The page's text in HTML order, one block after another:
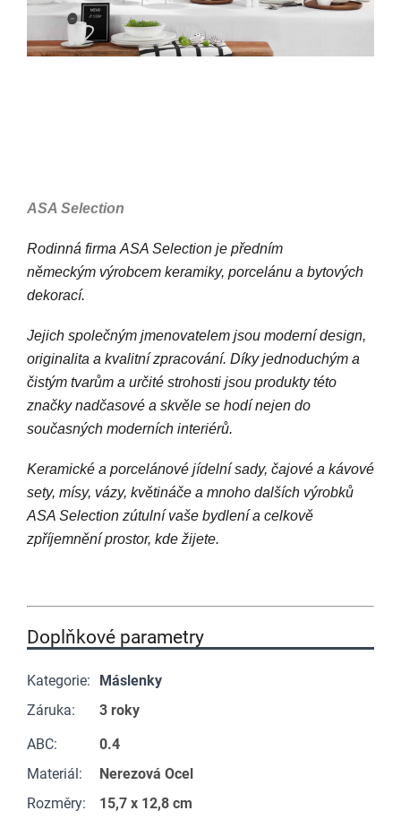
ASA Selection
Rodinná firma ASA Selection je předním
německým výrobcem keramiky, porcelánu a bytových
dekorací.
Jejich společným jmenovatelem jsou moderní design,
originalita a kvalitní zpracování. Díky jednoduchým a
čistým tvarům a určité strohosti jsou produkty této
značky nadčasové a skvěle se hodí nejen do
současných moderních interiérů.
Keramické a porcelánové jídelní sady, čajové a kávové
sety, mísy, vázy, květináče a mnoho dalších výrobků
ASA Selection zútulní vaše bydlení a celkově
zpříjemnění prostor, kde žijete.
Doplňkové parametry
Kategorie:
Máslenky
Záruka:
3 roky
ABC:
0.4
Materiál :
Nerezová Ocel
Rozměry: 15,7 x 12,8 cm